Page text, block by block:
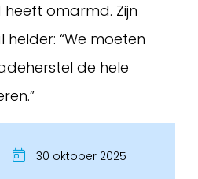
omarmd. Zijn
“We moeten
de hele
30 oktober 2025